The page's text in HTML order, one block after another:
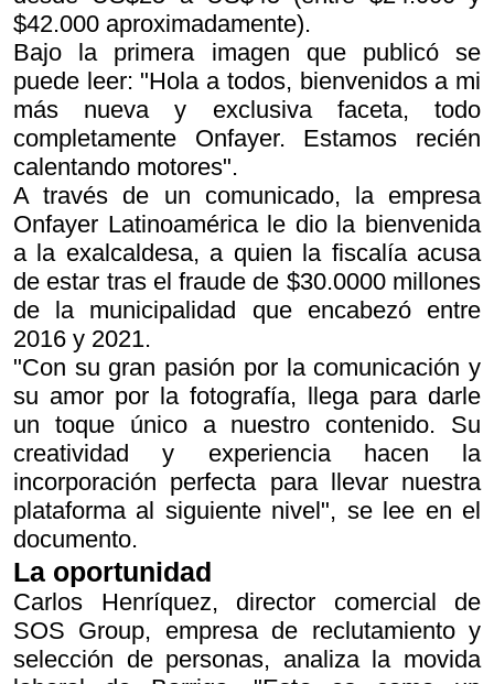
$42.000 aproximadamente).
Bajo la primera imagen que publicó se
puede leer: "Hola a todos, bienvenidos a mi
más nueva y exclusiva faceta, todo
completamente Onfayer. Estamos recién
calentando motores".
A través de un comunicado, la empresa
Onfayer Latinoamérica le dio la bienvenida
a la exalcaldesa, a quien la fiscalía acusa
de estar tras el fraude de $30.0000 millones
de la municipalidad que encabezó entre
2016 y 2021.
"Con su gran pasión por la comunicación y
su amor por la fotografía, llega para darle
un toque único a nuestro contenido. Su
creatividad y experiencia hacen la
incorporación perfecta para llevar nuestra
plataforma al siguiente nivel", se lee en el
documento.
La oportunidad
Carlos Henríquez, director comercial de
SOS Group, empresa de reclutamiento y
selección de personas, analiza la movida